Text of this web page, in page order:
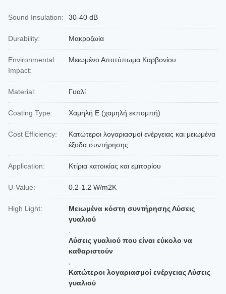
Sound Insulation: 30-40 dB
Durability: Μακροζωία
Environmental
Impact:
Μειωμένο Αποτύπωμα Καρβονίου
Material: Γυαλί
Coating Type: Χαμηλή E (χαμηλή εκπομπή)
Cost Efficiency:
Κατώτεροι λογαριασμοί ενέργειας και μειωμένα
έξοδα συντήρησης
Application: Κτίρια κατοικίας και εμπορίου
U-Value: 0.2-1.2 W/m2K
High Light:
Μειωμένα κόστη συντήρησης Λύσεις
γυαλιού
Λύσεις γυαλιού που είναι εύκολο να
καθαριστούν
Κατώτεροι λογαριασμοί ενέργειας Λύσεις
γυαλιού